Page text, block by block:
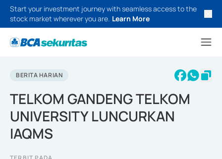
Start your investment journey with seamless access to the
stock market wherever you are. Learn More
BERITA HARIAN
TELKOM GANDENG TELKOM
UNIVERSITY LUNCURKAN
IAQMS